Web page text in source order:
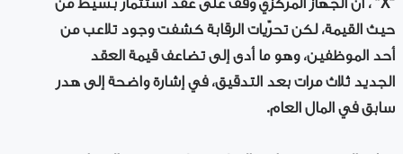
“X” ، أن الجهاز المركزي وقف على عقد استثمار بسيط من
حيث القيمة، لكن تحرّيات الرقابة كشفت وجود تلاعب من
أحد الموظفين، وهو ما أدى إلى تضاعف قيمة العقد
الجديد ثلاث مرات بعد التدقيق، في إشارة واضحة إلى هدر
سابق في المال العام.